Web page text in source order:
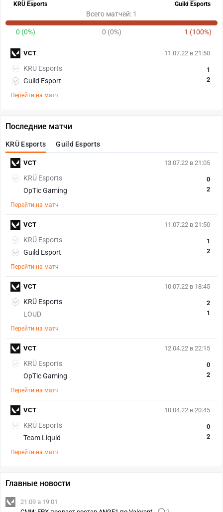
KRÜ Esports Guild Esports
Всего матчей: 1
0 (0%) 0 (0%) 1 (100%)
11.07.22 в 21:50
KRÜ Esports
Guild Esport
1
2
Перейти на матч
VCT
Последние матчи
KRÜ Esports Guild Esports
13.07.22 в 21:05
KRÜ Esports
OpTic Gaming
0
2
Перейти на матч
VCT
11.07.22 в 21:50
KRÜ Esports
Guild Esport
1
2
Перейти на матч
VCT
10.07.22 в 18:45
KRÜ Esports
LOUD
2
1
Перейти на матч
VCT
12.04.22 в 22:15
KRÜ Esports
OpTic Gaming
0
2
Перейти на матч
VCT
10.04.22 в 20:45
KRÜ Esports
Team Liquid
0
2
Перейти на матч
VCT
Главные новости
21.09 в 19:01